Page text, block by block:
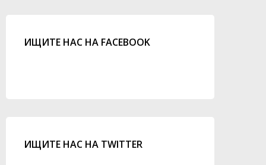
ИЩИТЕ НАС НА FACEBOOK
ИЩИТЕ НАС НА TWITTER